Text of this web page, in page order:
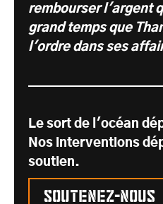
rembourser l'argent
grand temps que
l'ordre dans ses
Le sort de l'océan
Nos interventions
soutien.
Soutenez-nous